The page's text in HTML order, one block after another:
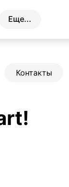
Еще...
Контакты